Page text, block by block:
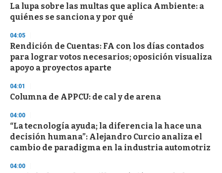
La lupa sobre las multas que aplica Ambiente: a
quiénes se sanciona y por qué
04:05
Rendición de Cuentas: FA con los días contados
para lograr votos necesarios; oposición visualiza
apoyo a proyectos aparte
04:01
Columna de APPCU: de cal y de arena
04:00
“La tecnología ayuda; la diferencia la hace una
decisión humana”: Alejandro Curcio analiza el
cambio de paradigma en la industria automotriz
04:00